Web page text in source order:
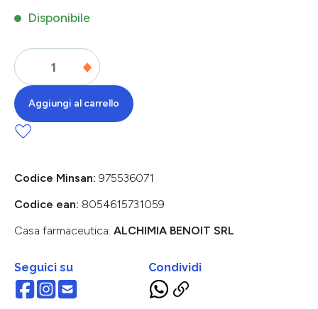
Disponibile
Aggiungi al carrello
Codice Minsan: 975536071
Codice ean: 8054615731059
Casa farmaceutica: ALCHIMIA BENOIT SRL
Seguici su Condividi